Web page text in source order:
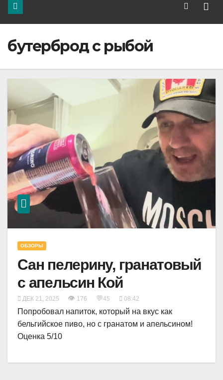
бутерброд с рыбой
ОБЗОРЫ
Сан пелерину, гранатовый
с апельсин Кой
ДЕК 21, 2025 👁 176 💬45 08:42
Попробовал напиток, который на вкус как
бельгийское пиво, но с гранатом и апельсином!
Оценка 5/10